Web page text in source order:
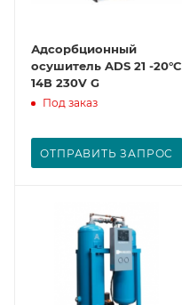
Адсорбционный
осушитель ADS 21 -20°C
14В 230V G
Под заказ
ОТПРАВИТЬ ЗАПРОС